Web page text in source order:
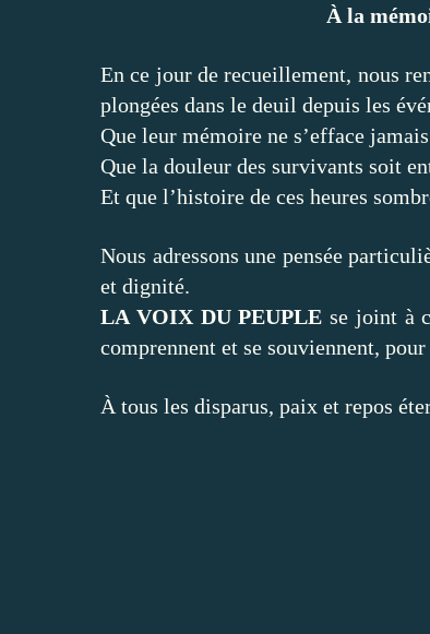
À la
En ce jour de recueillement, nous
plongées dans le deuil depuis les
Que leur mémoire ne s’efface
Que la douleur des survivants soit
Et que l’histoire de ces heures
Nous adressons une pensée
et dignité.
LA VOIX DU PEUPLE se joint à
comprennent et se souviennent,
À tous les disparus, paix et repos